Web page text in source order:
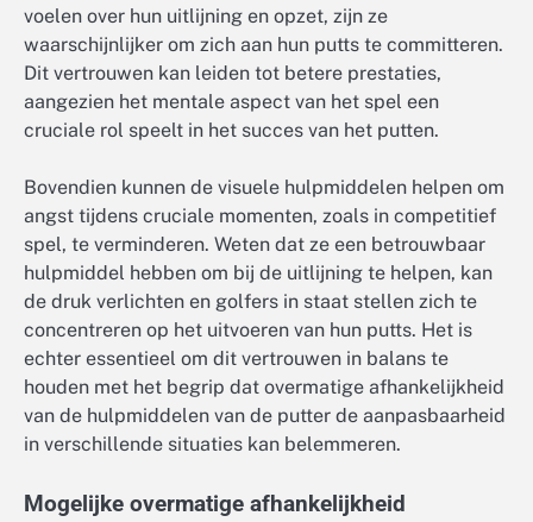
voelen over hun uitlijning en opzet, zijn ze
waarschijnlijker om zich aan hun putts te committeren.
Dit vertrouwen kan leiden tot betere prestaties,
aangezien het mentale aspect van het spel een
cruciale rol speelt in het succes van het putten.
Bovendien kunnen de visuele hulpmiddelen helpen om
angst tijdens cruciale momenten, zoals in competitief
spel, te verminderen. Weten dat ze een betrouwbaar
hulpmiddel hebben om bij de uitlijning te helpen, kan
de druk verlichten en golfers in staat stellen zich te
concentreren op het uitvoeren van hun putts. Het is
echter essentieel om dit vertrouwen in balans te
houden met het begrip dat overmatige afhankelijkheid
van de hulpmiddelen van de putter de aanpasbaarheid
in verschillende situaties kan belemmeren.
Mogelijke overmatige afhankelijkheid